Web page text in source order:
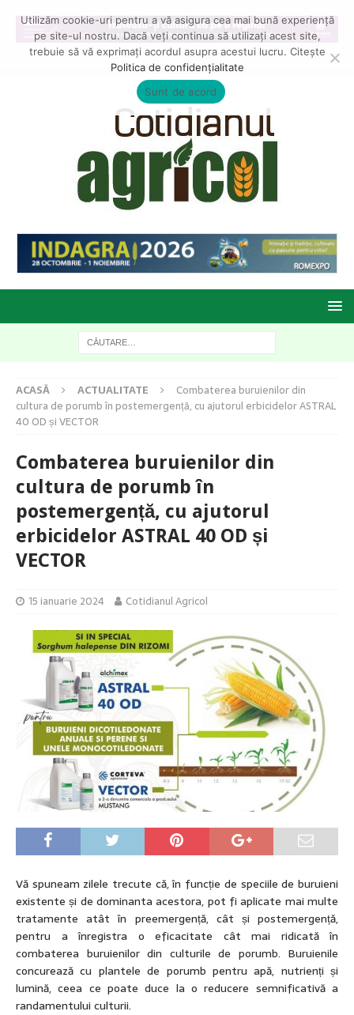
ACASĂ ACTUALITATE
Combaterea buruienilor din
cultura de porumb în postemergență, cu ajutorul erbicidelor ASTRAL
40 OD și VECTOR
Combaterea buruienilor din
cultura de porumb în
postemergență, cu ajutorul
erbicidelor ASTRAL 40 OD și
VECTOR
15 ianuarie 2024 Cotidianul Agricol
Vă spuneam zilele trecute că, în funcție de speciile de buruieni
existente și de dominanta acestora, pot fi aplicate mai multe
tratamente atât în preemergență, cât și postemergență,
pentru a înregistra o eficacitate cât mai ridicată în
combaterea buruienilor din culturile de porumb. Buruienile
concurează cu plantele de porumb pentru apă, nutrienți și
lumină, ceea ce poate duce la o reducere semnificativă a
randamentului culturii.
Utilizăm cookie-uri pentru a vă asigura cea mai bună experiență
pe site-ul nostru. Dacă veți continua să utilizați acest site,
trebuie să vă exprimați acordul asupra acestui lucru. Citește
Politica de confidențialitate
Sunt de acord